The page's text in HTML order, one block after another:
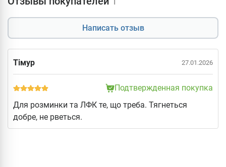
Написать отзыв
Тімур 27.01.2026
Подтвержденная покупка
Для розминки та ЛФК те, що треба. Тягнеться
добре, не рветься.